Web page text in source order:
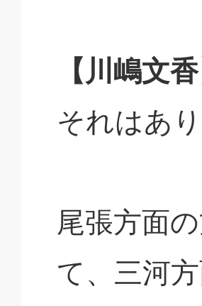
【川嶋文香
それはあ
尾張方面
て、三河